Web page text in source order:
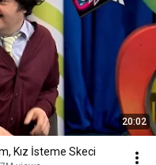
20:02
Kız İsteme Skeci